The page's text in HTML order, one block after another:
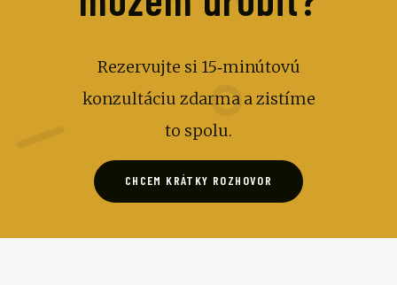
Rezervujte si 15‑minútovú
konzultáciu zdarma a zistíme
to spolu.
CHCEM KRÁTKY ROZHOVOR